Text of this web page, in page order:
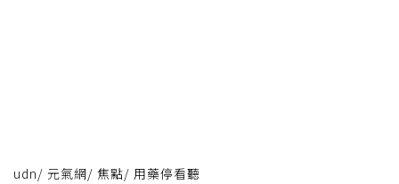
udn/ 元氣網/ 焦點/ 用藥停看聽